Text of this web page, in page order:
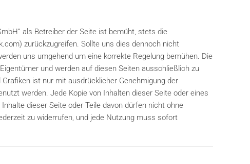
als Betreiber der Seite ist bemüht, stets die
zurückzugreifen. Sollte uns dies dennoch nicht
uns umgehend um eine korrekte Regelung bemühen. Die
und werden auf diesen Seiten ausschließlich zu
ist nur mit ausdrücklicher Genehmigung der
werden. Jede Kopie von Inhalten dieser Seite oder eines
dieser Seite oder Teile davon dürfen nicht ohne
zu widerrufen, und jede Nutzung muss sofort